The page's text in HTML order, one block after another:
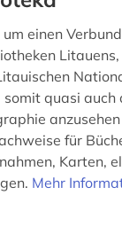
unselbständige karte (1)
unternehmen (1)
(1)
(12)
Suedosteuropa (10)
Tschechische Republik (12)
um einen
quasi auch
für
Karten,
Mehr